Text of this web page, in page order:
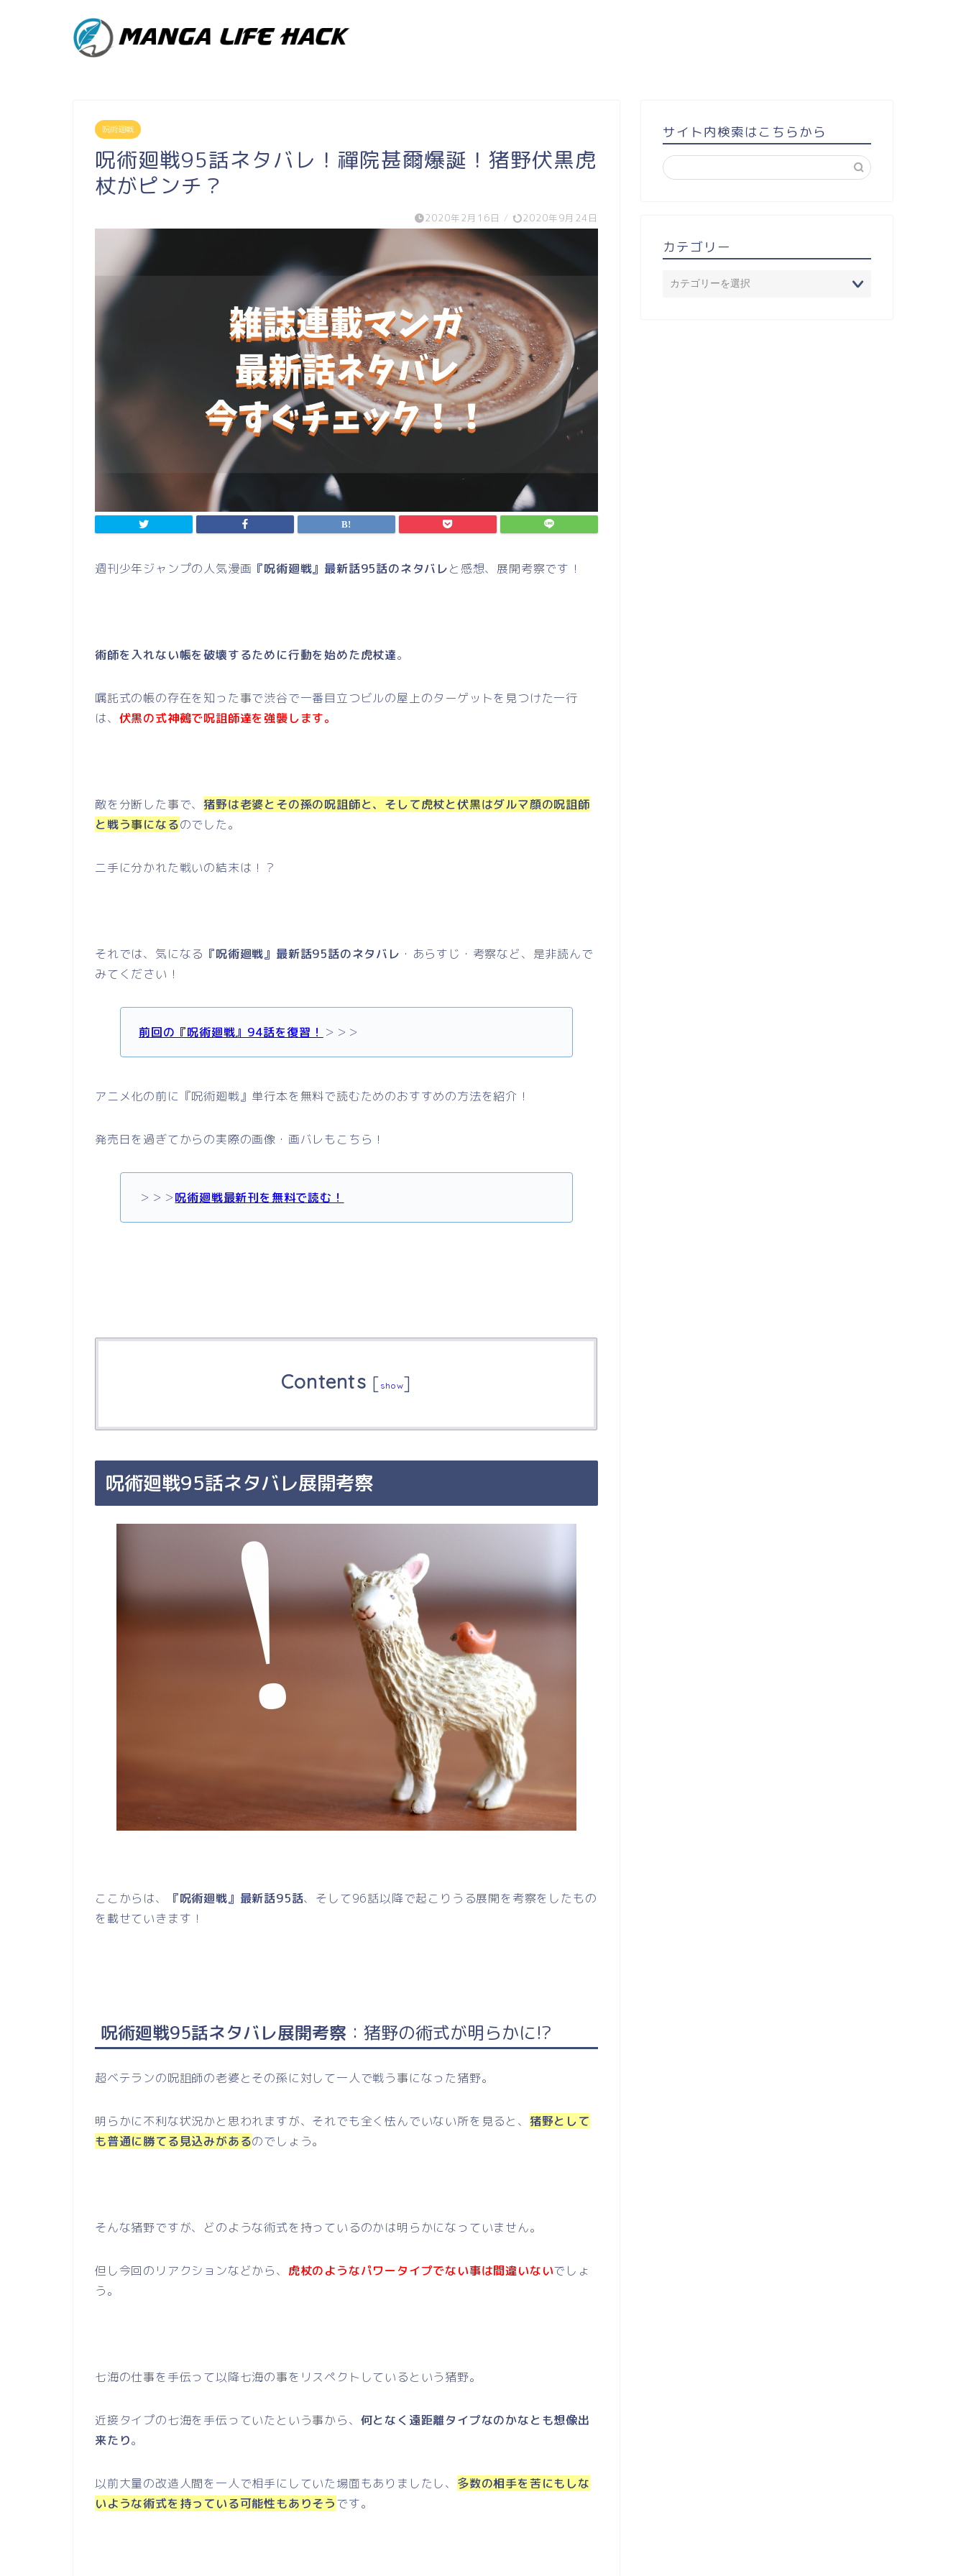
呪術廻戦
呪術廻戦95話ネタバレ！禪院甚爾爆誕！猪野伏黒虎
杖がピンチ？
2020年2月16日 / 2020年9月24日
週刊少年ジャンプの人気漫画 『呪術廻戦』最新話95話のネタバレと感想、展開考察です！
術師を入れない帳を破壊するために行動を始めた虎杖達。
嘱託式の帳の存在を知った事で渋谷で一番目立つビルの屋上のターゲットを見つけた一行
は、 伏黒の式神鵺で呪詛師達を強襲します。
敵を分断した事で、猪野は老婆とその孫の呪詛師と、そして虎杖と伏黒はダルマ顔の呪詛師
と戦う事になるのでした。
二手に分かれた戦いの結末は！？
それでは、気になる 『呪術廻戦』最新話95話のネタバレ ・あらすじ・考察など、是非読んで
みてください！
前回の『呪術廻戦』94話を復習！ ＞＞＞
アニメ化の前に『呪術廻戦』単行本を無料で読むためのおすすめの方法を紹介！
発売日を過ぎてからの実際の画像・画バレもこちら！
＞＞＞呪術廻戦最新刊を無料で読む！
Contents [ show]
呪術廻戦95話ネタバレ展開考察
ここからは、 『呪術廻戦』最新話95話、そして96話以降で起こりうる展開を考察をしたもの
を載せていきます！
呪術廻戦95話ネタバレ展開考察 ：猪野の術式が明らかに!?
超ベテランの呪詛師の老婆とその孫に対して一人で戦う事になった猪野。
明らかに不利な状況かと思われますが、それでも全く怯んでいない所を見ると、 猪野として
も普通に勝てる見込みがあるのでしょう。
そんな猪野ですが、どのような術式を持っているのかは明らかになっていません。
但し今回のリアクションなどから、 虎杖のようなパワータイプでない事は間違いないでしょ
う。
七海の仕事を手伝って以降七海の事をリスペクトしているという猪野。
近接タイプの七海を手伝っていたという事から、 何となく遠距離タイプなのかなとも想像出
来たり。
以前大量の改造人間を一人で相手にしていた場面もありましたし、 多数の相手を苦にもしな
いような術式を持っている可能性もありそうです。
サイト内検索はこちらから
カテゴリー